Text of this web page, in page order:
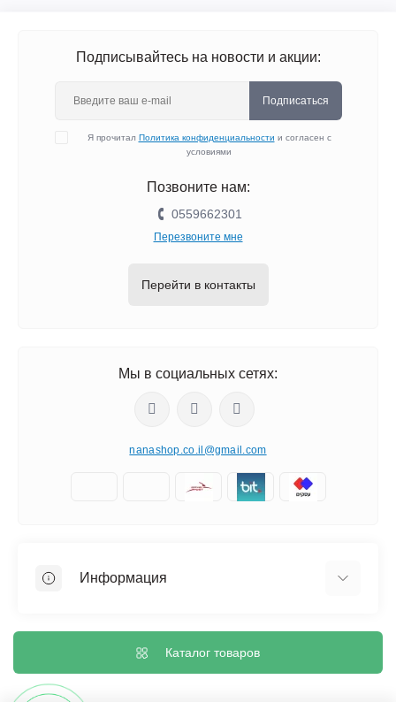
Подписывайтесь на новости и акции:
Подписаться
Я прочитал Политика конфиденциальности и согласен с
условиями
Позвоните нам:
0559662301
Перезвоните мне
Перейти в контакты
Мы в социальных сетях:
nanashop.co.il@gmail.com
Информация
Доставка
Каталог товаров